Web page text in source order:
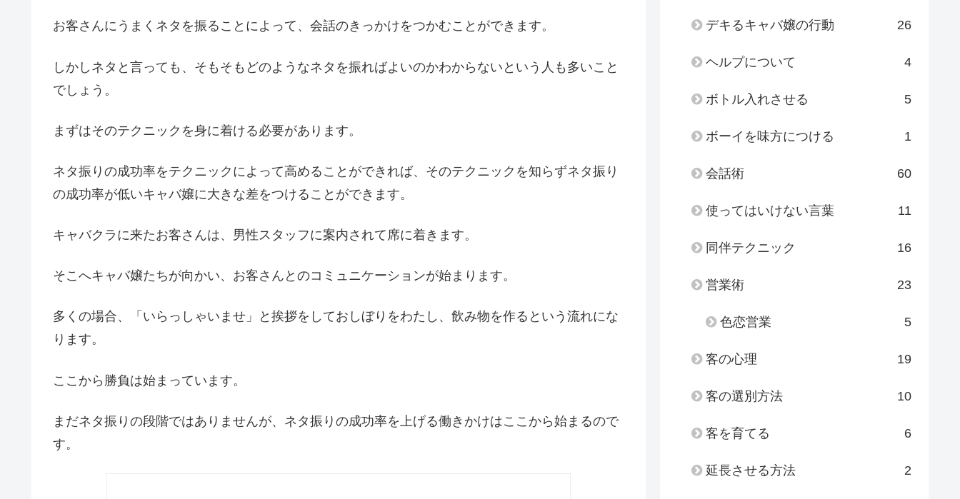
お客さんにうまくネタを振ることによって、会話のきっかけをつかむことができます。
しかしネタと言っても、そもそもどのようなネタを振ればよいのかわからないという人も多いこと
でしょう。
まずはそのテクニックを身に着ける必要があります。
ネタ振りの成功率をテクニックによって高めることができれば、そのテクニックを知らずネタ振り
の成功率が低いキャバ嬢に大きな差をつけることができます。
キャバクラに来たお客さんは、男性スタッフに案内されて席に着きます。
そこへキャバ嬢たちが向かい、お客さんとのコミュニケーションが始まります。
多くの場合、「いらっしゃいませ」と挨拶をしておしぼりをわたし、飲み物を作るという流れにな
ります。
ここから勝負は始まっています。
まだネタ振りの段階ではありませんが、ネタ振りの成功率を上げる働きかけはここから始まるので
す。
デキるキャバ嬢の行動 26
ヘルプについて 4
ボトル入れさせる 5
ボーイを味方につける 1
会話術 60
使ってはいけない言葉 11
同伴テクニック 16
営業術 23
色恋営業 5
客の心理 19
客の選別方法 10
客を育てる 6
延長させる方法 2